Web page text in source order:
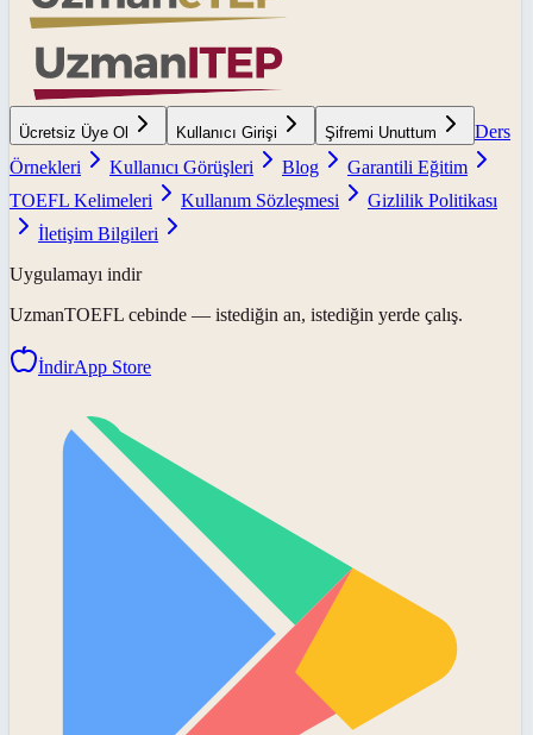
Ücretsiz Üye Ol Kullanıcı Girişi Şifremi Unuttum
Ders
Örnekleri
Kullanıcı Görüşleri Blog
Garantili Eğitim
TOEFL Kelimeleri
Kullanım Sözleşmesi
Gizlilik Politikası
İletişim Bilgileri
Uygulamayı indir
UzmanTOEFL cebinde — istediğin an, istediğin yerde çalış.
İndirApp Store